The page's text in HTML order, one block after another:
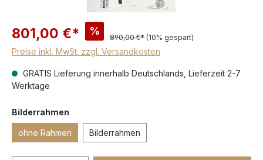
801,00 €* %
890,00 €* (10% gespart)
Preise inkl. MwSt. zzgl. Versandkosten
GRATIS Lieferung innerhalb Deutschlands, Lieferzeit 2-7
Werktage
Bilderrahmen
ohne Rahmen Bilderrahmen